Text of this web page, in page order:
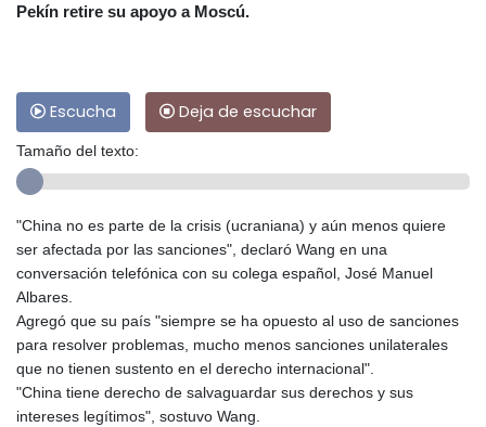
Pekín retire su apoyo a Moscú.
Escucha Deja de escuchar
Tamaño del texto:
"China no es parte de la crisis (ucraniana) y aún menos quiere
ser afectada por las sanciones", declaró Wang en una
conversación telefónica con su colega español, José Manuel
Albares.
Agregó que su país "siempre se ha opuesto al uso de sanciones
para resolver problemas, mucho menos sanciones unilaterales
que no tienen sustento en el derecho internacional".
"China tiene derecho de salvaguardar sus derechos y sus
intereses legítimos", sostuvo Wang.